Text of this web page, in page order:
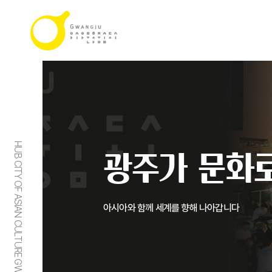
HUB CITY OF ASIAN CULTURE GWANGJU 광주가 문화
아시아와 함께 세계를 향해 나아갑니다